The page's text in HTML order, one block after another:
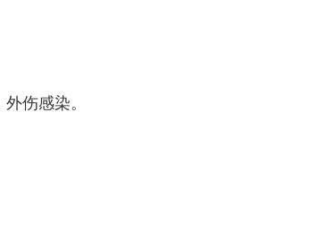
伤感染。